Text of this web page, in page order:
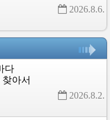
2026.8.6.
다
찾아서
2026.8.2.